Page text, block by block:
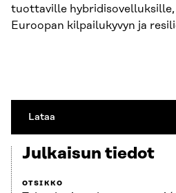
tuottaville
Euroopan kilpailukyvyn ja
Lataa
Julkaisun tiedot
OTSIKKO